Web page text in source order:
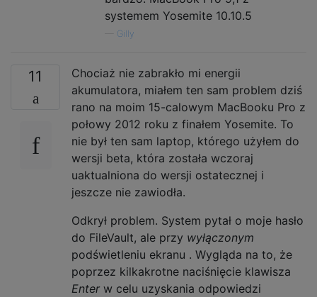
systemem Yosemite 10.10.5
Gilly
11
Chociaż nie zabrakło mi energii
akumulatora, miałem ten sam problem dziś
rano na moim 15-calowym MacBooku Pro z
połowy 2012 roku z finałem Yosemite. To
nie był ten sam laptop, którego użyłem do
wersji beta, która została wczoraj
uaktualniona do wersji ostatecznej i
jeszcze nie zawiodła.
Odkrył problem. System pytał o moje hasło
do FileVault, ale przy wyłączonym
podświetleniu ekranu . Wygląda na to, że
poprzez kilkakrotne naciśnięcie klawisza
Enter w celu uzyskania odpowiedzi